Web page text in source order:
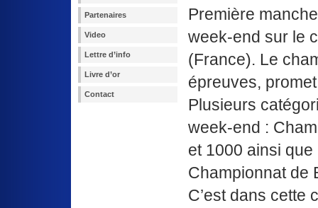
Partenaires
Video
Lettre d’info
Livre d’or
Contact
Première
week-end sur le
(France). Le
épreuves,
Plusieurs
week-end :
et 1000 ainsi
Championnat de
C’est dans cette